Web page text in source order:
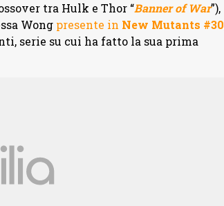
tra Hulk e Thor “Banner of War”),
Wongpresente in New Mutants #30
serie su cui ha fatto la sua prima